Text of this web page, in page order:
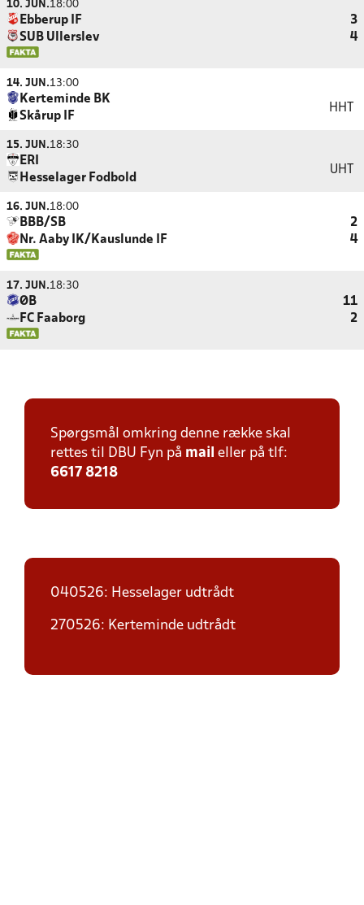
10. JUN.18:00
Ebberup IF
3
SUB Ullerslev
4
14. JUN.13:00
Kerteminde BK
Skårup IF
HHT
15. JUN.18:30
ERI
Hesselager Fodbold
UHT
16. JUN.18:00
BBB/SB
2
Nr. Aaby IK/Kauslunde IF
4
17. JUN.18:30
ØB
11
FC Faaborg
2
Spørgsmål omkring denne række skal
rettes til DBU Fyn på mail eller på tlf:
6617 8218
040526: Hesselager udtrådt
270526: Kerteminde udtrådt